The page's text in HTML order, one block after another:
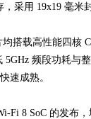
，采用 19x19 毫
搭载高性能四核
5GHz 频段功耗
速成熟。
Fi 8 SoC 的发布